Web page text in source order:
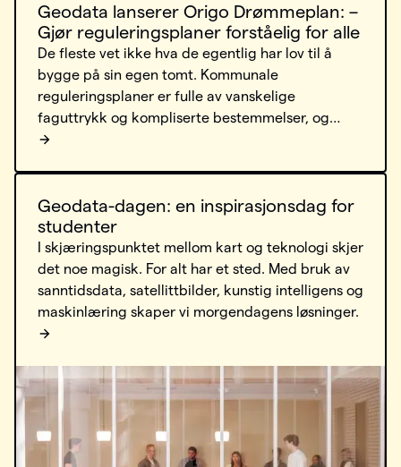
Geodata lanserer Origo Drømmeplan: –
Gjør reguleringsplaner forståelig for alle
De fleste vet ikke hva de egentlig har lov til å
bygge på sin egen tomt. Kommunale
reguleringsplaner er fulle av vanskelige
faguttrykk og kompliserte bestemmelser, og
mange gir opp lenge før de finner svaret. Origo
Geodata-dagen: en inspirasjonsdag for
studenter
I skjæringspunktet mellom kart og teknologi skjer
det noe magisk. For alt har et sted. Med bruk av
sanntidsdata, satellittbilder, kunstig intelligens og
maskinlæring skaper vi morgendagens løsninger.